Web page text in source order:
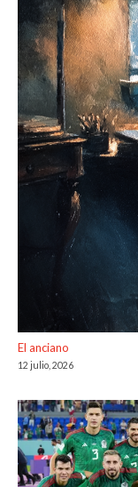
El anciano
12 julio, 2026